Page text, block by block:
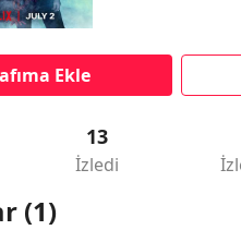
Ekle
13
İzledi
(1)